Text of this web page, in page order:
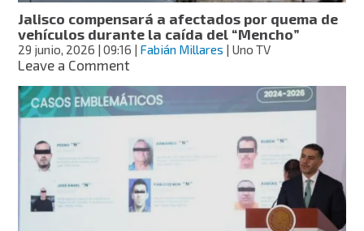
Jalisco compensará a afectados por quema de
vehículos durante la caída del “Mencho”
29 junio, 2026 | 09:16 | Fabián Millares | Uno TV
Leave a Commenton
compensará
a
por
quema
de
vehículos
durante